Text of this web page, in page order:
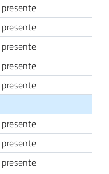
presente
presente
presente
presente
presente
presente
presente
presente